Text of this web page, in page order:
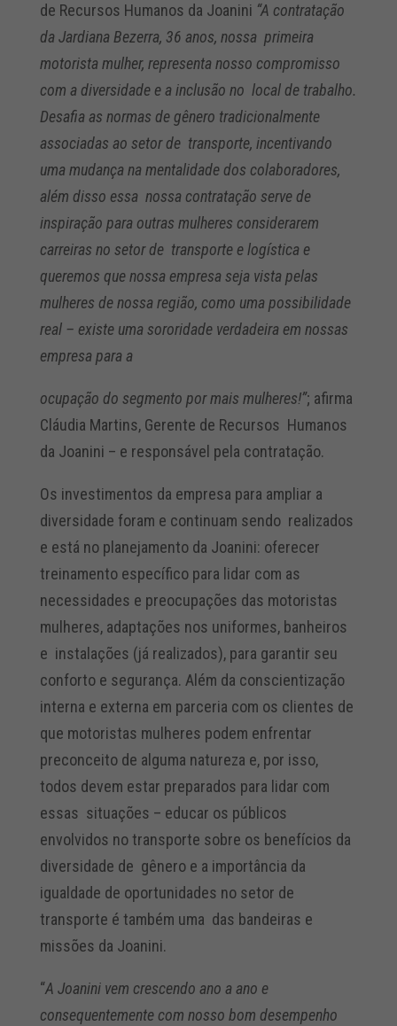
de Recursos Humanos da Joanini “A contratação
da Jardiana Bezerra, 36 anos, nossa primeira
motorista mulher, representa nosso compromisso
com a diversidade e a inclusão no local de trabalho.
Desafia as normas de gênero tradicionalmente
associadas ao setor de transporte, incentivando
uma mudança na mentalidade dos colaboradores,
além disso essa nossa contratação serve de
inspiração para outras mulheres considerarem
carreiras no setor de transporte e logística e
queremos que nossa empresa seja vista pelas
mulheres de nossa região, como uma possibilidade
real – existe uma sororidade verdadeira em nossas
empresa para a
ocupação do segmento por mais mulheres!”; afirma
Cláudia Martins, Gerente de Recursos Humanos
da Joanini – e responsável pela contratação.
Os investimentos da empresa para ampliar a
diversidade foram e continuam sendo realizados
e está no planejamento da Joanini: oferecer
treinamento específico para lidar com as
necessidades e preocupações das motoristas
mulheres, adaptações nos uniformes, banheiros
e instalações (já realizados), para garantir seu
conforto e segurança. Além da conscientização
interna e externa em parceria com os clientes de
que motoristas mulheres podem enfrentar
preconceito de alguma natureza e, por isso,
todos devem estar preparados para lidar com
essas situações – educar os públicos
envolvidos no transporte sobre os benefícios da
diversidade de gênero e a importância da
igualdade de oportunidades no setor de
transporte é também uma das bandeiras e
missões da Joanini.
“A Joanini vem crescendo ano a ano e
consequentemente com nosso bom desempenho